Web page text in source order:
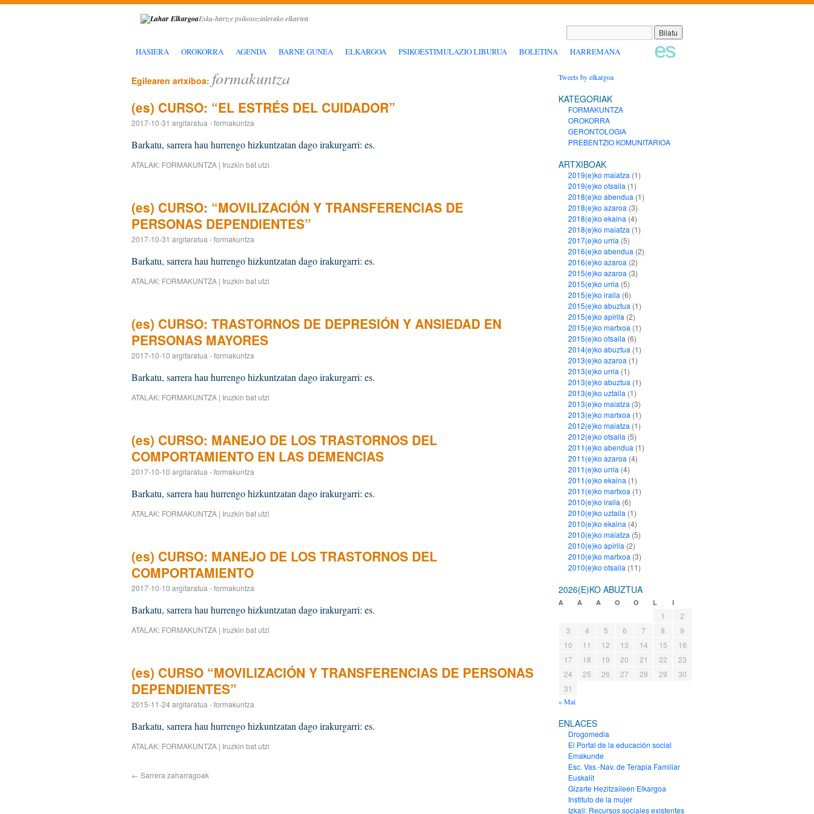
Esku-hartze psikosozialerako elkartea
HASIERA OROKORRA AGENDA BARNE GUNEA ELKARGOA PSIKOESTIMULAZIO LIBURUA BOLETINA HARREMANA es
Egilearen artxiboa: formakuntza
(es) CURSO: “EL ESTRÉS DEL CUIDADOR”
2017-10-31 argitaratua -formakuntza
Barkatu, sarrera hau hurrengo hizkuntzatan dago irakurgarri: es.
ATALAK: FORMAKUNTZA | Iruzkin bat utzi
(es) CURSO: “MOVILIZACIÓN Y TRANSFERENCIAS DE
PERSONAS DEPENDIENTES”
2017-10-31 argitaratua -formakuntza
Barkatu, sarrera hau hurrengo hizkuntzatan dago irakurgarri: es.
ATALAK: FORMAKUNTZA | Iruzkin bat utzi
(es) CURSO: TRASTORNOS DE DEPRESIÓN Y ANSIEDAD EN
PERSONAS MAYORES
2017-10-10 argitaratua -formakuntza
Barkatu, sarrera hau hurrengo hizkuntzatan dago irakurgarri: es.
ATALAK: FORMAKUNTZA | Iruzkin bat utzi
(es) CURSO: MANEJO DE LOS TRASTORNOS DEL
COMPORTAMIENTO EN LAS DEMENCIAS
2017-10-10 argitaratua -formakuntza
Barkatu, sarrera hau hurrengo hizkuntzatan dago irakurgarri: es.
ATALAK: FORMAKUNTZA | Iruzkin bat utzi
(es) CURSO: MANEJO DE LOS TRASTORNOS DEL
COMPORTAMIENTO
2017-10-10 argitaratua -formakuntza
Barkatu, sarrera hau hurrengo hizkuntzatan dago irakurgarri: es.
ATALAK: FORMAKUNTZA | Iruzkin bat utzi
(es) CURSO “MOVILIZACIÓN Y TRANSFERENCIAS DE PERSONAS
DEPENDIENTES”
2015-11-24argitaratua -formakuntza
Barkatu, sarrera hau hurrengo hizkuntzatan dago irakurgarri: es.
ATALAK: FORMAKUNTZA | Iruzkin bat utzi
← Sarrera zaharragoak
Tweets by elkargoa
KATEGORIAK
FORMAKUNTZA
OROKORRA
GERONTOLOGIA
PREBENTZIO KOMUNITARIOA
ARTXIBOAK
2019(e)ko maiatza (1)
2019(e)ko otsaila (1)
2018(e)ko abendua (1)
2018(e)ko azaroa (3)
2018(e)ko ekaina (4)
2018(e)ko maiatza (1)
2017(e)ko urria (5)
2016(e)ko abendua (2)
2016(e)ko azaroa (2)
2015(e)ko azaroa (3)
2015(e)ko urria (5)
2015(e)ko iraila (6)
2015(e)ko abuztua (1)
2015(e)ko apirila (2)
2015(e)ko martxoa (1)
2015(e)ko otsaila (6)
2014(e)ko abuztua (1)
2013(e)ko azaroa (1)
2013(e)ko urria (1)
2013(e)ko abuztua (1)
2013(e)ko uztaila (1)
2013(e)ko maiatza (3)
2013(e)ko martxoa (1)
2012(e)ko maiatza (1)
2012(e)ko otsaila (5)
2011(e)ko abendua (1)
2011(e)ko azaroa (4)
2011(e)ko urria (4)
2011(e)ko ekaina (1)
2011(e)ko martxoa (1)
2010(e)ko iraila (6)
2010(e)ko uztaila (1)
2010(e)ko ekaina (4)
2010(e)ko maiatza (5)
2010(e)ko apirila (2)
2010(e)ko martxoa (3)
2010(e)ko otsaila (11)
2026(E)KO ABUZTUA
A A A O O L I
1
2
3
4 5 6 7 8
9
10
11 12 13 14 15
16
17
18 19 20 21 22
23
24
25 26 27 28 29
30
31
« Mai
ENLACES
Drogomedia
El Portal de la educación social
Emakunde
Esc. Vas.-Nav. de Terapia Familiar
Euskalit
Gizarte Hezitzaileen Elkargoa
Instituto de la mujer
Izkali: Recursos sociales existentes